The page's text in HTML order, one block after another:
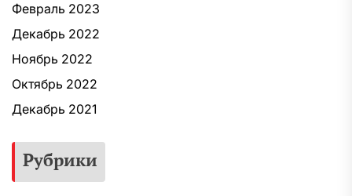
Февраль 2023
Декабрь 2022
Ноябрь 2022
Октябрь 2022
Декабрь 2021
Рубрики